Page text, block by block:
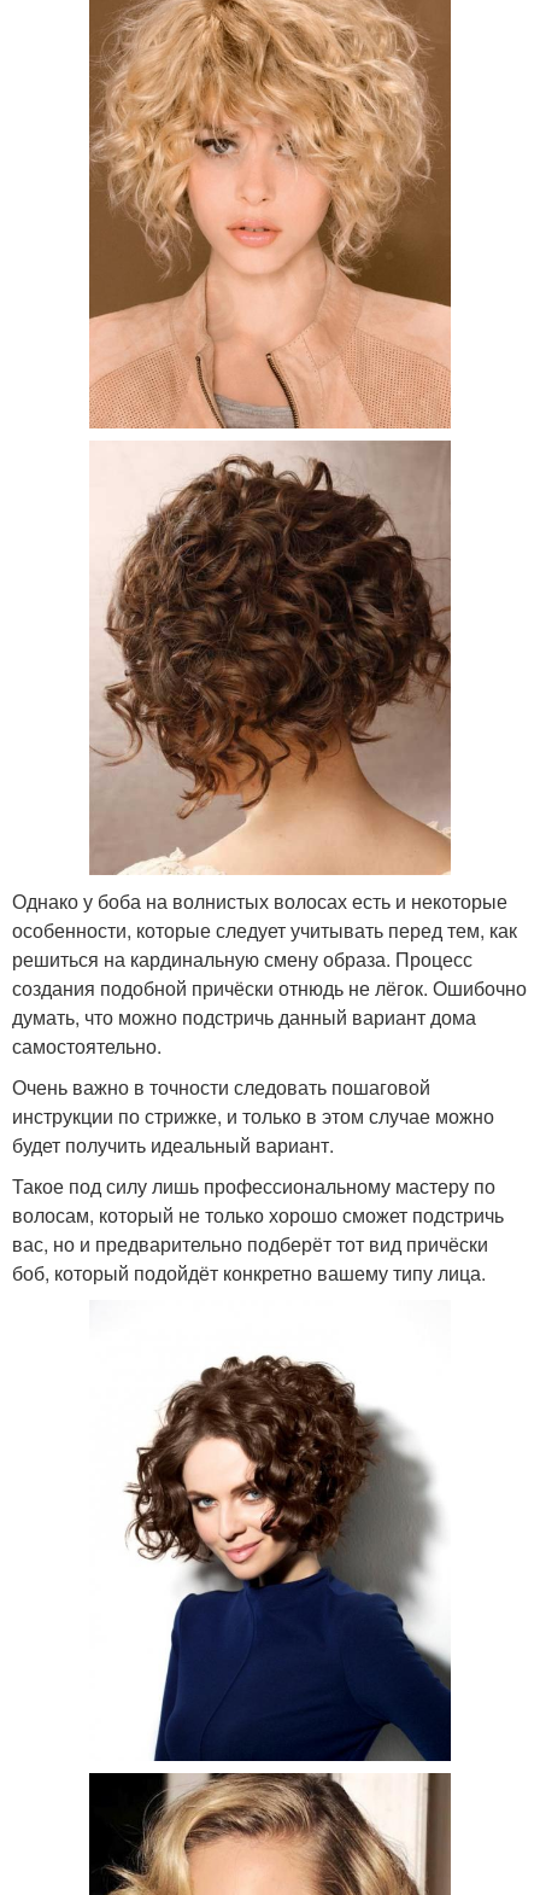
Однако у боба на волнистых волосах есть и некоторые
особенности, которые следует учитывать перед тем, как
решиться на кардинальную смену образа. Процесс
создания подобной причёски отнюдь не лёгок. Ошибочно
думать, что можно подстричь данный вариант дома
самостоятельно.
Очень важно в точности следовать пошаговой
инструкции по стрижке, и только в этом случае можно
будет получить идеальный вариант.
Такое под силу лишь профессиональному мастеру по
волосам, который не только хорошо сможет подстричь
вас, но и предварительно подберёт тот вид причёски
боб, который подойдёт конкретно вашему типу лица.